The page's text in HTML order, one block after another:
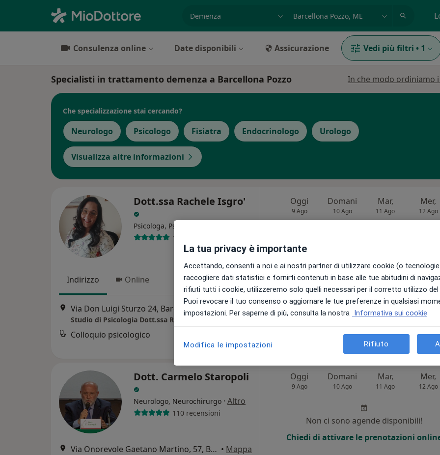
Consulenza online Date disponibili Assicurazione Vedi più filtri • 1
Specialisti in trattamento demenza a Barcellona Pozzo In che modo ordiniamo
Che specializzazione stai cercando?
Neurologo Psicologo Fisiatra Endocrinologo Urologo
Visualizza altre informazioni
Dott.ssa Rachele Isgro'
Psicologa, Psicologa clinica
13 recensioni
Indirizzo Online
Via Don Luigi Sturzo 24, Barcellona Pozzo di Gotto Mappa
Studio di Psicologia Dott.ssa Rachele Isgro'
Colloquio psicologico
Oggi
9 Ago
Domani
10 Ago
Mar,
11 Ago
Mer,
12 Ago
Non ci sono agende disponibili!
Chiedi di attivare le prenotazioni online
Dott. Carmelo Staropoli
Neurologo, Neurochirurgo · Altro
110 recensioni
Via Onorevole Gaetano Martino, 57, Barcellona Pozzo • Mappa
Oggi
9 Ago
Domani
10 Ago
Mar,
11 Ago
Mer,
12 Ago
Non ci sono agende disponibili!
Chiedi di attivare le prenotazioni
La tua privacy è importante
Accettando, consenti a noi e ai nostri partner di utilizzare cookie (o
raccogliere dati statistici e fornirti contenuti in base alle tue abitudini di
rifiuti tutti i cookie, utilizzeremo solo quelli necessari per il corretto utilizzo
Puoi revocare il tuo consenso o aggiornare le tue preferenze in qualsiasi
impostazioni. Per saperne di più, consulta la nostra Informativa sui cookie
Modifica le impostazioni Rifiuto